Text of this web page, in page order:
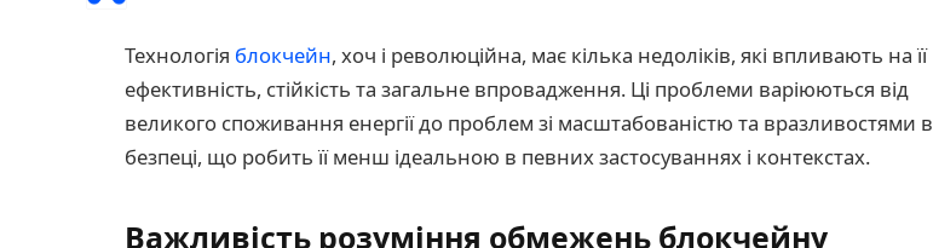
Технологія блокчейн, хоч і революційна, має кілька недоліків, які впливають на її
ефективність, стійкість та загальне впровадження. Ці проблеми варіюються від
великого споживання енергії до проблем зі масштабованістю та вразливостями в
безпеці, що робить її менш ідеальною в певних застосуваннях і контекстах.
Важливість розуміння обмежень блокчейну